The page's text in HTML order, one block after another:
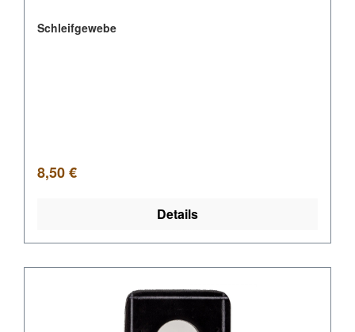
Schleifgewebe
Regulärer Preis:
8,50 €
Details